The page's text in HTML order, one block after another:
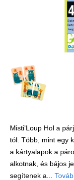
Misti'Loup Hol a
tól. Több, mint egy
a kártyalapok a
alkotnak, és bájos
segítenek a...